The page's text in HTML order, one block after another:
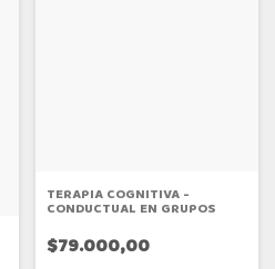
TERAPIA COGNITIVA -
CONDUCTUAL EN GRUPOS
$79.000,00